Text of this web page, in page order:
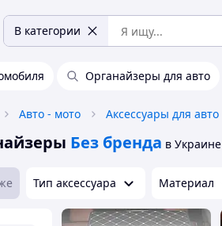
В категории
Органайзеры для авто
Авто - мото Аксессуары для авто
Без бренда в Украине
Тип аксессуара Материал